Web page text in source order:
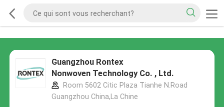
Guangzhou Rontex
Nonwoven Technology Co. , Ltd.
Room 5602 Citic Plaza Tianhe N.Road
Guangzhou China,La Chine